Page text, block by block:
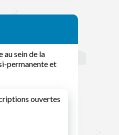
au sein de la
permanente et
ouvertes